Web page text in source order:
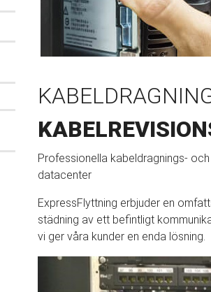
Professionella kabeldragnings-
datacenter
ExpressFlyttning erbjuder en
städning av ett befintligt
vi ger våra kunder en enda lösning.